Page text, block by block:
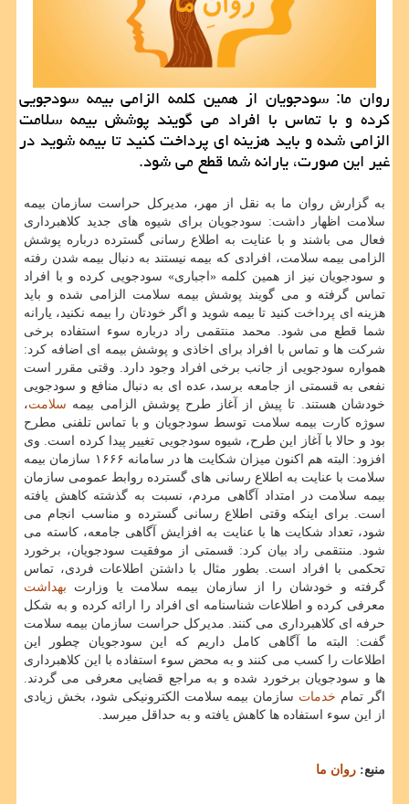
روان ما: سودجویان از همین كلمه الزامی بیمه سودجویی
كرده و با تماس با افراد می گویند پوشش بیمه سلامت
الزامی شده و باید هزینه ای پرداخت كنید تا بیمه شوید در
غیر این صورت، یارانه شما قطع می شود.
به گزارش روان ما به نقل از مهر، مدیركل حراست سازمان بیمه
سلامت اظهار داشت: سودجویان برای شیوه های جدید كلاهبرداری
فعال می باشند و با عنایت به اطلاع رسانی گسترده درباره پوشش
الزامی بیمه سلامت، افرادی كه بیمه نیستند به دنبال بیمه شدن رفته
و سودجویان نیز از همین كلمه «اجباری» سودجویی كرده و با افراد
تماس گرفته و می گویند پوشش بیمه سلامت الزامی شده و باید
هزینه ای پرداخت كنید تا بیمه شوید و اگر خودتان را بیمه نكنید، یارانه
شما قطع می شود. محمد منتقمی راد درباره سوء استفاده برخی
شركت ها و تماس با افراد برای اخاذی و پوشش بیمه ای اضافه كرد:
همواره سودجویی از جانب برخی افراد وجود دارد. وقتی مقرر است
نفعی به قسمتی از جامعه برسد، عده ای به دنبال منافع و سودجویی
خودشان هستند. تا پیش از آغاز طرح پوشش الزامی بیمه سلامت،
سوژه كارت بیمه سلامت توسط سودجویان و با تماس تلفنی مطرح
بود و حالا با آغاز این طرح، شیوه سودجویی تغییر پیدا كرده است. وی
افزود: البته هم اكنون میزان شكایت ها در سامانه ۱۶۶۶ سازمان بیمه
سلامت با عنایت به اطلاع رسانی های گسترده روابط عمومی سازمان
بیمه سلامت در امتداد آگاهی مردم، نسبت به گذشته كاهش یافته
است. برای اینكه وقتی اطلاع رسانی گسترده و مناسب انجام می
شود، تعداد شكایت ها با عنایت به افزایش آگاهی جامعه، كاسته می
شود. منتقمی راد بیان كرد: قسمتی از موفقیت سودجویان، برخورد
تحكمی با افراد است. بطور مثال با داشتن اطلاعات فردی، تماس
گرفته و خودشان را از سازمان بیمه سلامت یا وزارت بهداشت
معرفی كرده و اطلاعات شناسنامه ای افراد را ارائه كرده و به شكل
حرفه ای كلاهبرداری می كنند. مدیركل حراست سازمان بیمه سلامت
گفت: البته ما آگاهی كامل داریم كه این سودجویان چطور این
اطلاعات را كسب می كنند و به محض سوء استفاده با این كلاهبرداری
ها و سودجویان برخورد شده و به مراجع قضایی معرفی می گردند.
اگر تمام خدمات سازمان بیمه سلامت الكترونیكی شود، بخش زیادی
از این سوء استفاده ها كاهش یافته و به حداقل میرسد.
منبع: روان ما